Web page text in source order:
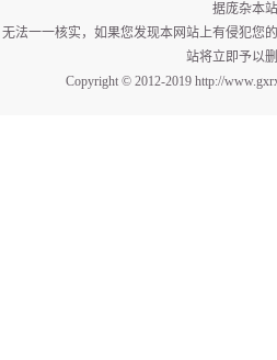
据庞杂本站
无法一一核实，如果您发现本网站上有侵犯您
站将立即予以删
Copyright © 2012-2019 http://